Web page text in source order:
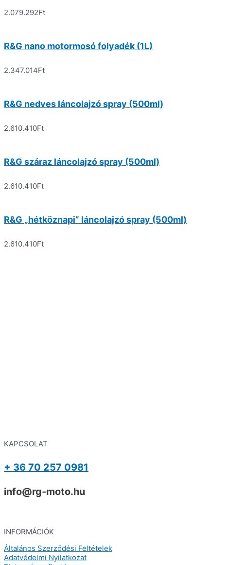
2.079.292Ft
R&G nano motormosó folyadék (1L)
2.347.014Ft
R&G nedves láncolajzó spray (500ml)
2.610.410Ft
R&G száraz láncolajzó spray (500ml)
2.610.410Ft
R&G „hétköznapi” láncolajzó spray (500ml)
2.610.410Ft
KAPCSOLAT
+ 36 70 257 0981
info@rg-moto.hu
INFORMÁCIÓK
Általános Szerződési Feltételek
Adatvédelmi Nyilatkozat